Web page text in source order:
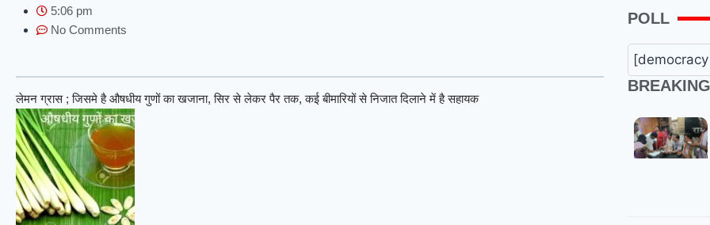
5:06 pm
No Comments
लेमन ग्रास ; जिसमे है औषधीय गुणों का खजाना, सिर से लेकर पैर तक, कई बीमारियों से निजात दिलाने में है सहायक
POLL